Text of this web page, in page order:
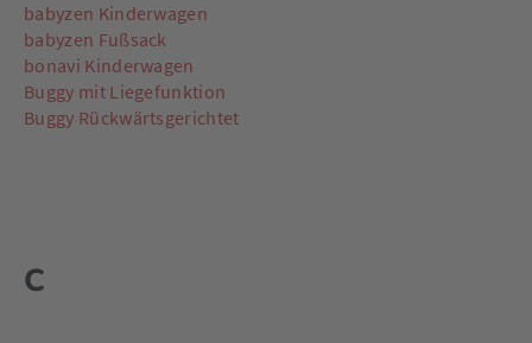
babyzen Kinderwagen
babyzen Fußsack
bonavi Kinderwagen
Buggy mit Liegefunktion
Buggy Rückwärtsgerichtet
C